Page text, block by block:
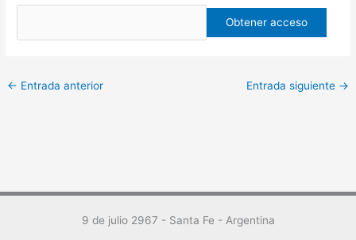
← Entrada anterior Entrada siguiente →
9 de julio 2967 - Santa Fe - Argentina